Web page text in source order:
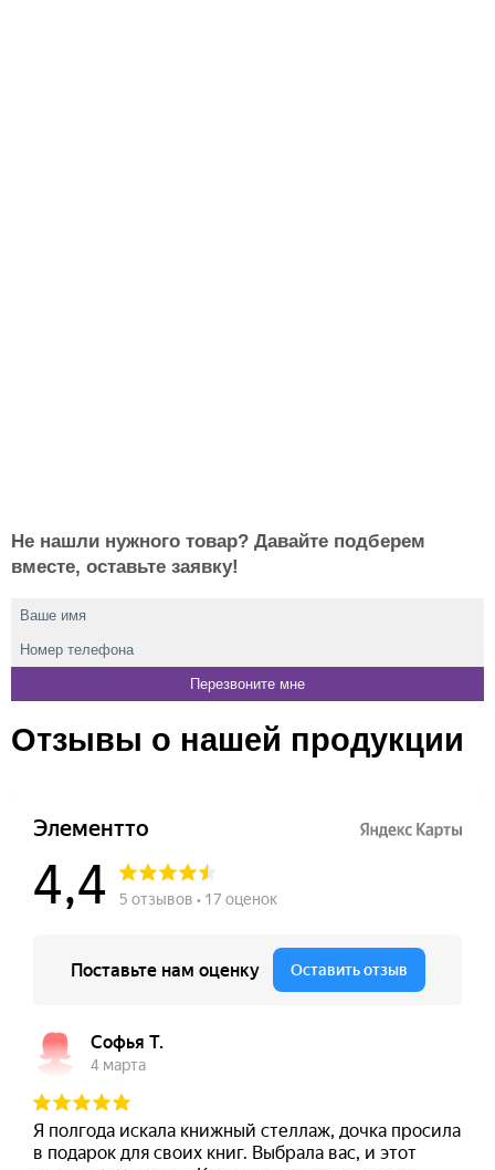
Не нашли нужного товар? Давайте подберем
вместе, оставьте заявку!
Отзывы о нашей продукции